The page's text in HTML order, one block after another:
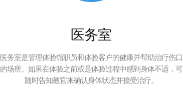
医务室
医务室是管理体验馆职员和体验客户的健康并帮助治疗伤口
的场所。如果在体验之前或是体验过程中感到身体不适，可
随时告知教官来确认身体状态并接受治疗。